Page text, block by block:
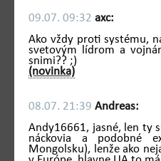
09.07. 09:32 axc:
Ako vždy proti systému,
svetovým lídrom a
snimi?? ;)
(novinka)
08.07. 21:39 Andreas:
Andy16661, jasné, len ty
náckovia a podobné
Mongolsku), lenže ako